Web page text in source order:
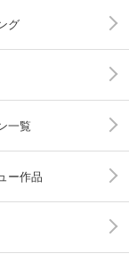
グ
一覧
ー作品